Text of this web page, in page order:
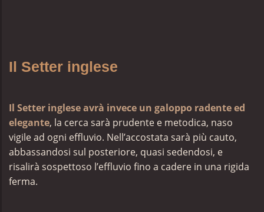
Il Setter inglese
Il Setter inglese avrà invece un galoppo radente ed
elegante, la cerca sarà prudente e metodica, naso
vigile ad ogni effluvio. Nell’accostata sarà più cauto,
abbassandosi sul posteriore, quasi sedendosi, e
risalirà sospettoso l’effluvio fino a cadere in una rigida
ferma.